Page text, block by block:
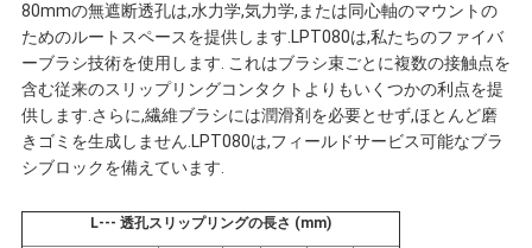
な
さ
い
80mmの無遮断透孔は,水力学,気力学,または同心軸のマウントの
ためのルートスペースを提供します.LPT080は,私たちのファイバ
ーブラシ技術を使用します. これはブラシ束ごとに複数の接触点を
含む従来のスリップリングコンタクトよりもいくつかの利点を提
供します.さらに,繊維ブラシには潤滑剤を必要とせず,ほとんど磨
きゴミを生成しません.LPT080は,フィールドサービス可能なブラ
シブロックを備えています.
L--- 透孔スリップリングの長さ (mm)